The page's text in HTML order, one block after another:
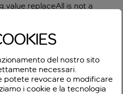
is not a
del nostro sito
necessari.
potete revocare o modificare
i cookie e la tecnologia